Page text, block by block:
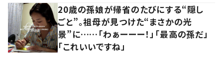
20歳の孫娘が帰省のたびにする“隠し
ごと”。祖母が見つけた“まさかの光
景”に……「わぁーーー！」「最高の孫だ」
「これいいですね」